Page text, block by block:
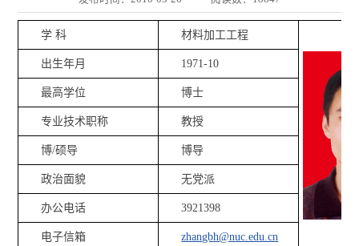
学 科 材料加工工程
出生年月 1971-10
最高学位 博士
专业技术职称 教授
博/硕导 博导
政治面貌 无党派
办公电话 3921398
电子信箱 zhangbh@nuc.edu.cn